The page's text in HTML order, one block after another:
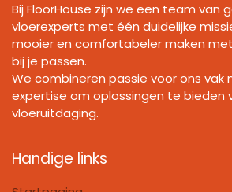
Bij FloorHouse zijn we een team van
vloerexperts met één duidelijke
mooier en comfortabeler maken
bij je passen.
We combineren passie voor ons vak
expertise om oplossingen te bieden
vloeruitdaging.
Handige links